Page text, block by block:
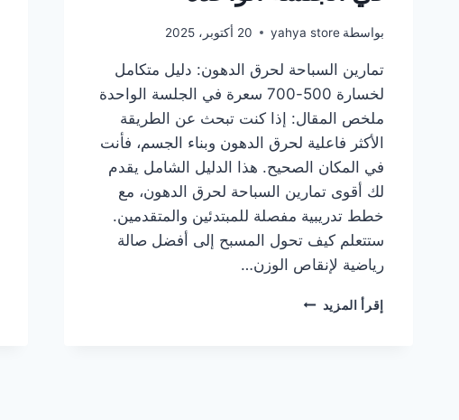
بواسطة yahya store 20 أكتوبر، 2025
تمارين السباحة لحرق الدهون: دليل متكامل
لخسارة 500-700 سعرة في الجلسة الواحدة
ملخص المقال: إذا كنت تبحث عن الطريقة
الأكثر فاعلية لحرق الدهون وبناء الجسم، فأنت
في المكان الصحيح. هذا الدليل الشامل يقدم
لك أقوى تمارين السباحة لحرق الدهون، مع
خطط تدريبية مفصلة للمبتدئين والمتقدمين.
ستتعلم كيف تحول المسبح إلى أفضل صالة
رياضية لإنقاص الوزن…
إقرأ المزيد تمارين